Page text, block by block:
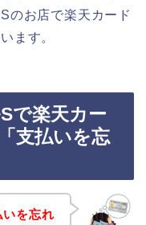
のお店で楽天カード
ます。
で楽天カー
支払いを忘
を忘れ